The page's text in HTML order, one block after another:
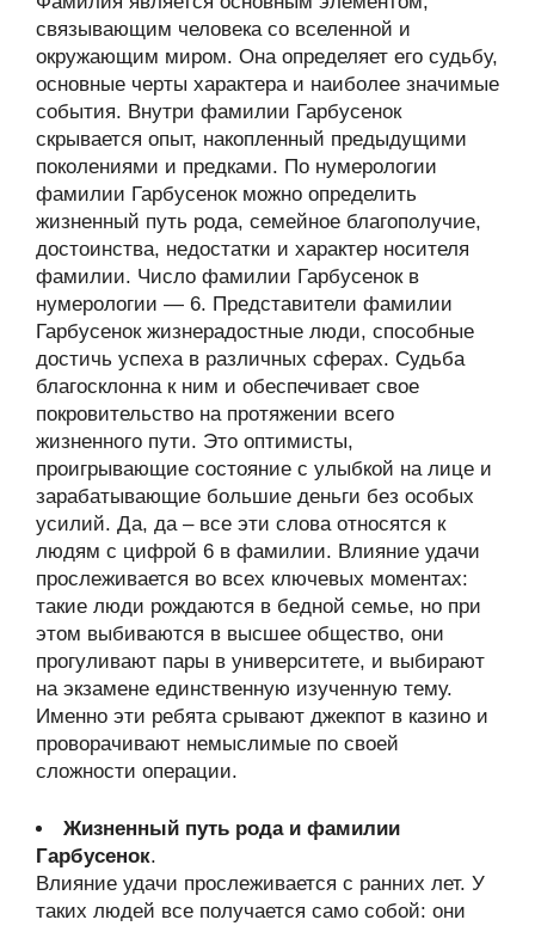
связывающим человека со вселенной и
окружающим миром. Она определяет его судьбу,
основные черты характера и наиболее значимые
события. Внутри фамилии Гарбусенок
скрывается опыт, накопленный предыдущими
поколениями и предками. По нумерологии
фамилии Гарбусенок можно определить
жизненный путь рода, семейное благополучие,
достоинства, недостатки и характер носителя
фамилии. Число фамилии Гарбусенок в
нумерологии — 6. Представители фамилии
Гарбусенок жизнерадостные люди, способные
достичь успеха в различных сферах. Судьба
благосклонна к ним и обеспечивает свое
покровительство на протяжении всего
жизненного пути. Это оптимисты,
проигрывающие состояние с улыбкой на лице и
зарабатывающие большие деньги без особых
усилий. Да, да – все эти слова относятся к
людям с цифрой 6 в фамилии. Влияние удачи
прослеживается во всех ключевых моментах:
такие люди рождаются в бедной семье, но при
этом выбиваются в высшее общество, они
прогуливают пары в университете, и выбирают
на экзамене единственную изученную тему.
Именно эти ребята срывают джекпот в казино и
проворачивают немыслимые по своей
сложности операции.
Жизненный путь рода и фамилии
Гарбусенок.
Влияние удачи прослеживается с ранних лет. У
таких людей все получается само собой: они